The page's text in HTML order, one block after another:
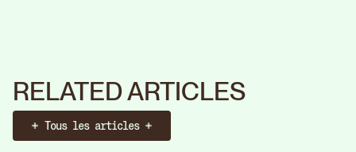
RELATED ARTICLES
Tous les articles